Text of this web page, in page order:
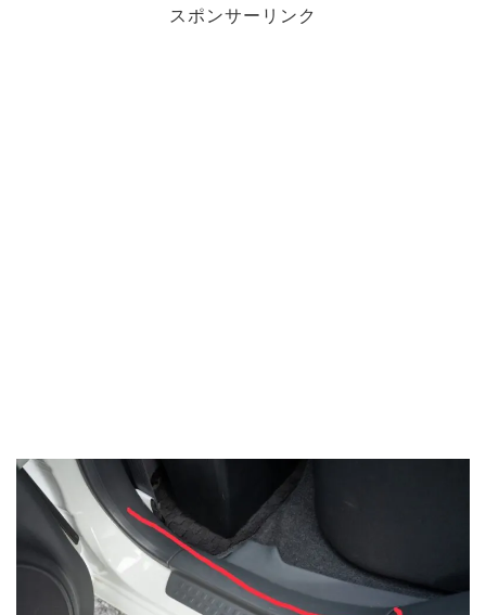
スポンサーリンク